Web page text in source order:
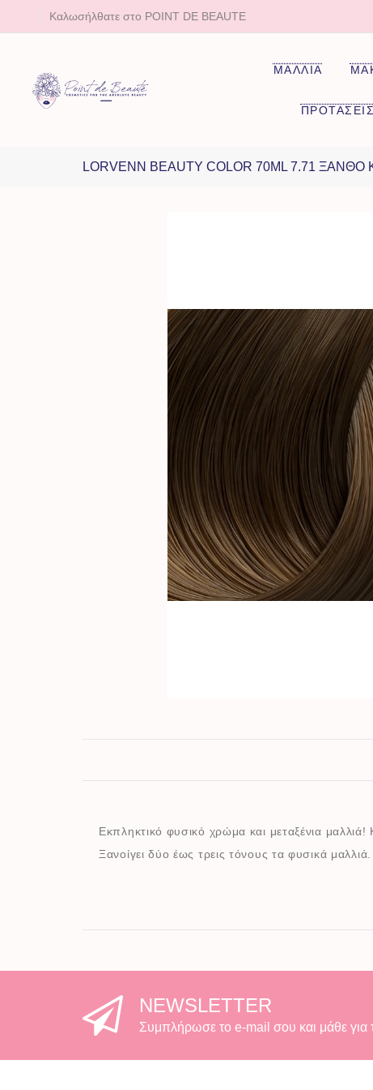
Καλωσήλθατε στο POINT DE BEAUTE
ΜΑΛΛΙΑ
LORVENN BEAUTY COLOR 70ML 7.71
Εκπληκτικό φυσικό χρώμα και μεταξένια
Ξανοίγει δύο έως τρεις τόνους τα φυσικά
NEWSLETTER
Συμπλήρωσε το e-mail σου και μάθε για